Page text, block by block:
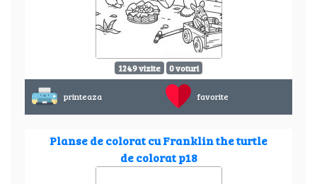
1249 vizite 0 voturi
printeaza favorite
Planse de colorat cu Franklin the turtle
de colorat p18